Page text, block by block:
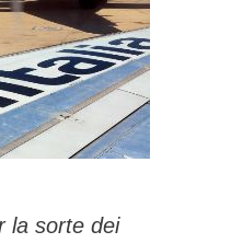
la sorte dei